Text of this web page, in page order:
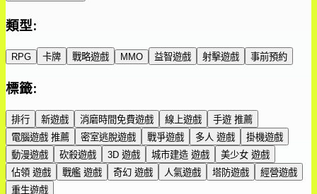
類型:
RPG 卡牌 戰略遊戲 MMO 益智遊戲 射擊遊戲 事前預約
標籤:
排行 新遊戲 消磨時間免費遊戲 線上遊戲
手遊 推薦
電腦遊戲 推薦
密室逃脫遊戲 戰爭遊戲 多人 遊戲
掛機遊戲
動漫遊戲
砍殺遊戲 3D 遊戲 城市建造 遊戲
美少女 遊戲
佔領 遊戲
戰艦 遊戲 奇幻 遊戲 人氣遊戲 塔防遊戲
經營遊戲
重生遊戲